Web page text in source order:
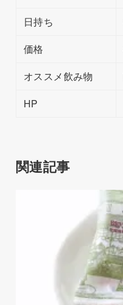
日持ち
価格
オススメ飲み物
HP
関連記事